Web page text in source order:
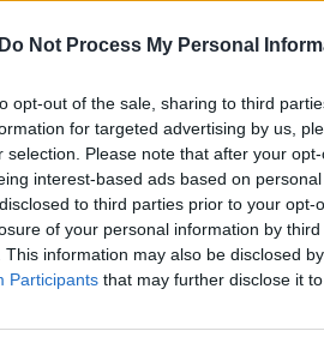
Do Not Process My Personal
opt-out of the sale, sharing to third
for targeted advertising by us,
selection. Please note that after your
interest-based ads based on
to third parties prior to your
of your personal information by
This information may also be disclosed
Participants that may further disclose it
tikslinami. Daugiausia
prie apylinkių,
komisija (VRK) Laura
tik Lrytas.TV Video